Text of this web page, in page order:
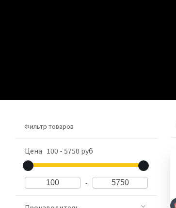
Фильтр товаров
Цена 100 - 5750 руб
-